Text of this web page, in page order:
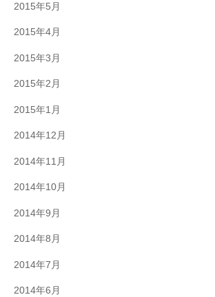
2015年5月
2015年4月
2015年3月
2015年2月
2015年1月
2014年12月
2014年11月
2014年10月
2014年9月
2014年8月
2014年7月
2014年6月